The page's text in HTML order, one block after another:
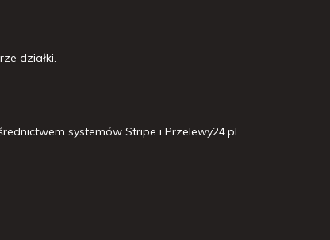
działki.
systemów Stripe i Przelewy24.pl